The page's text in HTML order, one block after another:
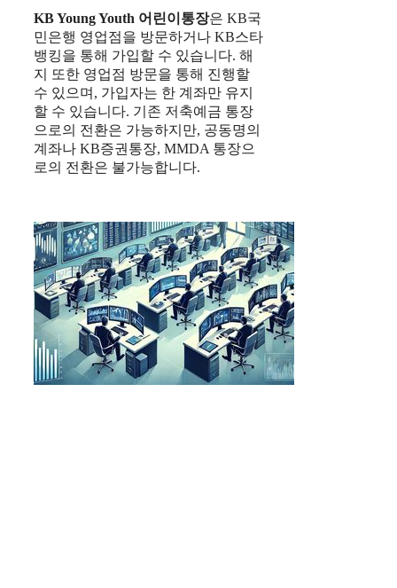
KB Young Youth 어린이통장은 KB국
민은행 영업점을 방문하거나 KB스타
뱅킹을 통해 가입할 수 있습니다. 해
지 또한 영업점 방문을 통해 진행할
수 있으며, 가입자는 한 계좌만 유지
할 수 있습니다. 기존 저축예금 통장
으로의 전환은 가능하지만, 공동명의
계좌나 KB증권통장, MMDA 통장으
로의 전환은 불가능합니다.